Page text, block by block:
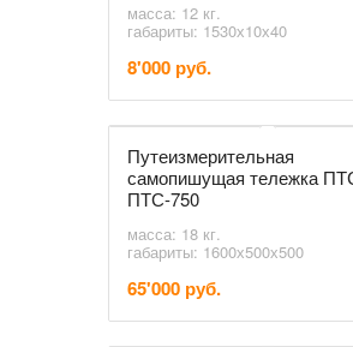
масса: 12 кг.
габариты: 1530х10х40
8'000 руб.
Путеизмерительная
самопишущая тележка
ПТС-750
масса: 18 кг.
габариты: 1600х500х500
65'000 руб.